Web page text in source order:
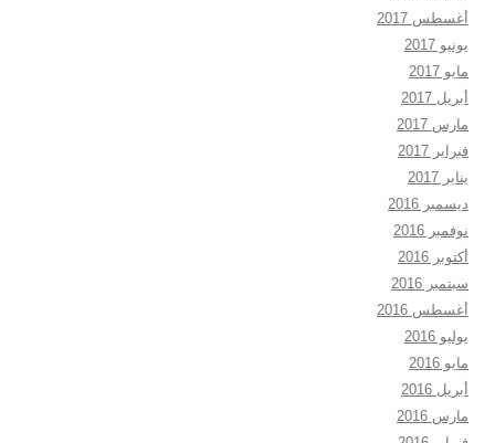
أغسطس 2017
يونيو 2017
مايو 2017
أبريل 2017
مارس 2017
فبراير 2017
يناير 2017
ديسمبر 2016
نوفمبر 2016
أكتوبر 2016
سبتمبر 2016
أغسطس 2016
يوليو 2016
مايو 2016
أبريل 2016
مارس 2016